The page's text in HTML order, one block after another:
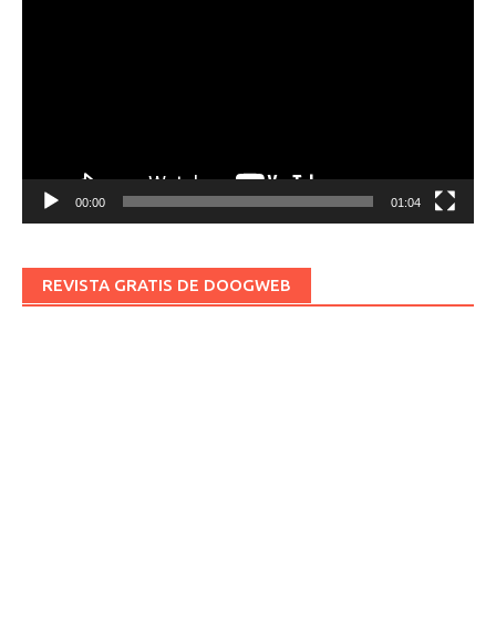
00:00 01:04
REVISTA GRATIS DE DOOGWEB